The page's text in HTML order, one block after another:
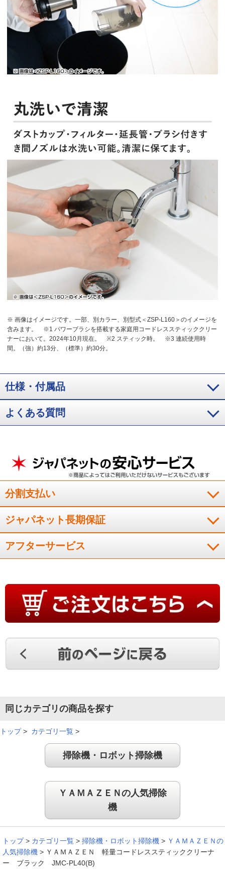
※ 画像はイメージです。一部、別カラー、別型式＜ZSP-L160＞のイメージを
含みます。
※1 パワーブラシを搭載する家庭用コードレススティッククリー
ナーにおいて。2024年10月現在。
※2 スティック時。
※3 連続使用時
間。（強）約13分、（標準）約30分。
仕様・付属品
よくある質問
分割支払い
ジャパネット長期保証
アフターサービス
同じカテゴリの商品を探す
トップ> カテゴリ一覧 >
掃除機・ロボット掃除機
ＹＡＭＡＺＥＮの人気掃除
機
トップ > カテゴリ一覧 > 掃除機・ロボット掃除機 > ＹＡＭＡＺＥＮの
人気掃除機 > ＹＡＭＡＺＥＮ 軽量コードレススティッククリーナ
ー ブラック JMC-PL40(B)